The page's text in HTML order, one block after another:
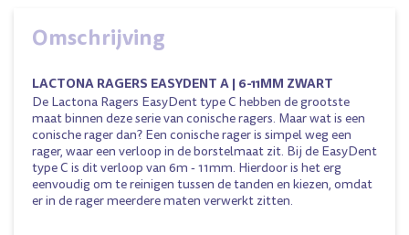
Omschrijving
LACTONA RAGERS EASYDENT A | 6-11MM ZWART
De Lactona Ragers EasyDent type C hebben de grootste
maat binnen deze serie van conische ragers. Maar wat is een
conische rager dan? Een conische rager is simpel weg een
rager, waar een verloop in de borstelmaat zit. Bij de EasyDent
type C is dit verloop van 6m - 11mm. Hierdoor is het erg
eenvoudig om te reinigen tussen de tanden en kiezen, omdat
er in de rager meerdere maten verwerkt zitten.